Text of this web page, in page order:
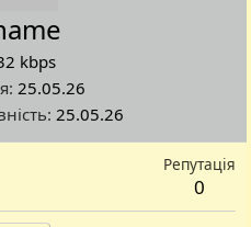
kbps
25.05.26
25.05.26
Репутація
0